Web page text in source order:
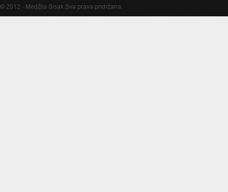
© 2012 - Medžlis Sisak .Sva prava pridržana.